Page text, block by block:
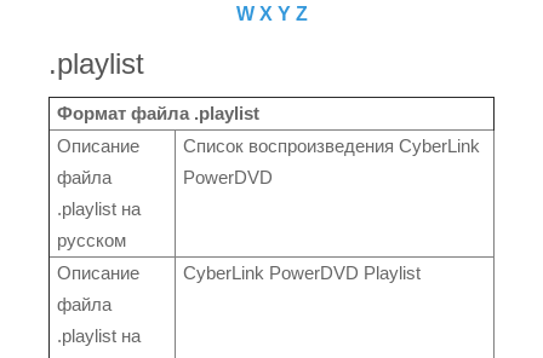
W X Y Z
.playlist
Формат файла .playlist
Описание
файла
.playlist на
русском
Список воспроизведения CyberLink
PowerDVD
Описание
файла
.playlist на
CyberLink PowerDVD Playlist